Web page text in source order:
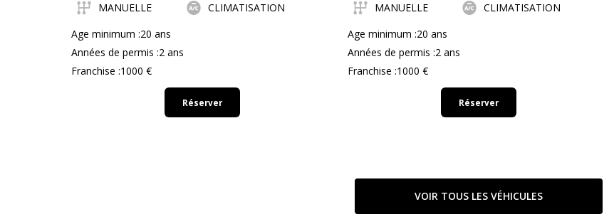
MANUELLE
CLIMATISATION
Age minimum :20 ans
Années de permis :2 ans
Franchise :1000 €
Réserver
MANUELLE
CLIMATISATION
Age minimum :20 ans
Années de permis :2 ans
Franchise :1000 €
Réserver
VOIR TOUS LES VÉHICULES